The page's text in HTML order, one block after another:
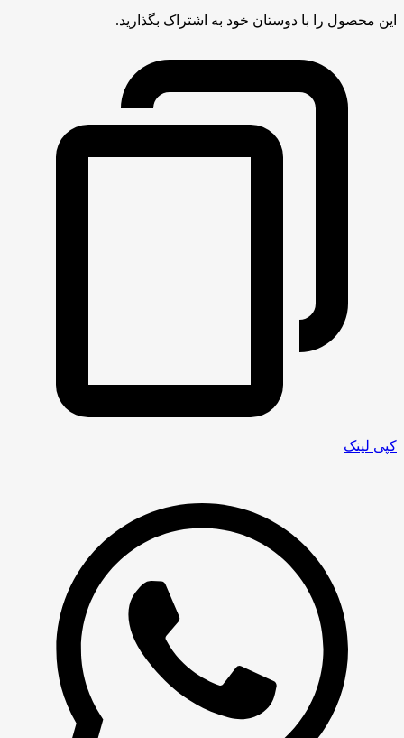
این محصول را با دوستان خود به اشتراک بگذارید.
کپی لینک